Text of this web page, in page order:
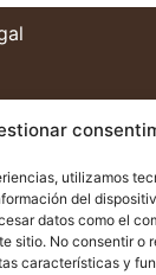
utilizamos
del
datos como el
sitio. No consentir o
características y